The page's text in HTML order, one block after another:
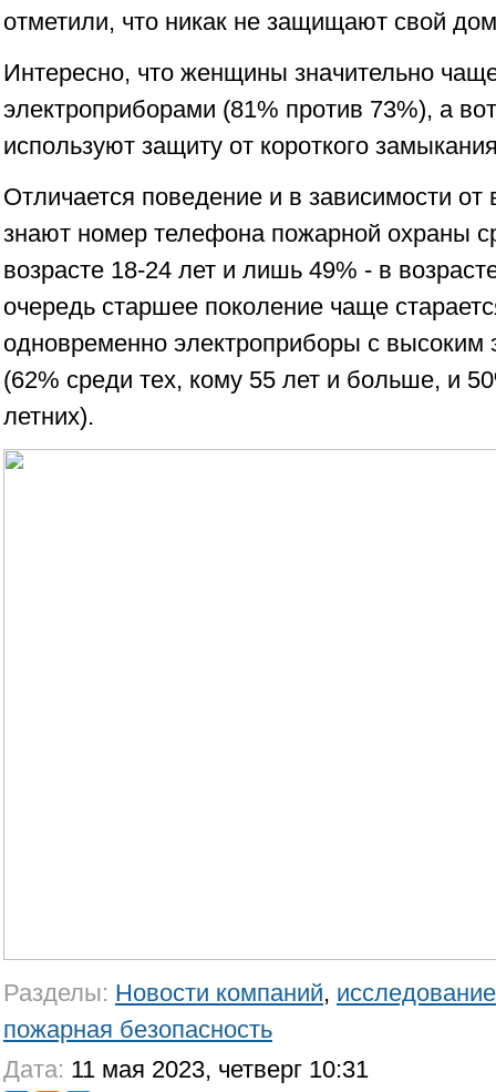
отметили, что никак не защищают свой
Интересно, что женщины значительно
электроприборами (81% против 73%), а
используют защиту от короткого
Отличается поведение и в зависимости
знают номер телефона пожарной охраны
возрасте 18-24 лет и лишь 49% - в
очередь старшее поколение чаще
одновременно электроприборы с высоким
(62% среди тех, кому 55 лет и больше, и
летних).
Разделы: Новости компаний, исследование
пожарная безопасность
Дата: 11 мая 2023, четверг 10:31